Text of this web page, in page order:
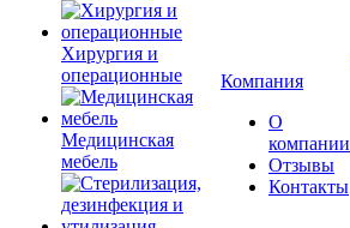
Хирургия и
операционные
Медицинская
мебель
Компания
О
компании
Отзывы
Контакты